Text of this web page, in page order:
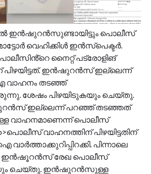
ഇൻഷുറൻസുണ്ടായിട്ടും പൊലീസ്
മോട്ടോർ വെഹിക്കിൾ ഇൻസ്പെക്ടർ.
നൈറ്റ് പട്രോളിങ്
ഇൻഷുറൻസ് ഇല്ലെന്ന്
വാഹനം തടഞ്ഞ്
ശേഷം പിഴയിടുകയും ചെയ്തു.
ഇല്ലെന്ന് പറഞ്ഞ് തടഞ്ഞത്
വാഹനമാണെന്ന് പൊലീസ്
വാഹനത്തിന് പിഴയിട്ടതിന്
വാർത്താക്കുറിപ്പിറക്കി. പിന്നാലെ
ഇൻഷൂറൻസ് രേഖ പൊലീസ്
ചെയ്തു. ഇൻഷുറൻസുള്ള